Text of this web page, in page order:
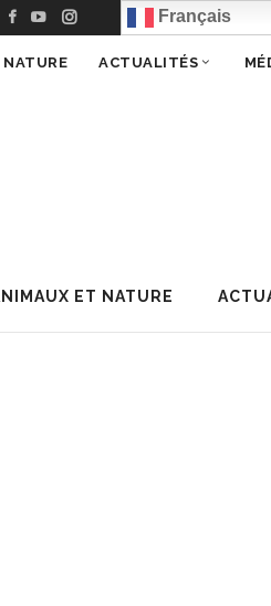
Français
ET NATURE
ACTUALITÉS